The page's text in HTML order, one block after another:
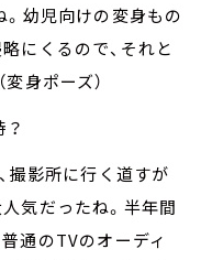
。幼児向けの変身もの
にくるので、それと
身ポーズ）
撮影所に行く道すが
気だったね。半年間
通のTVのオーディ